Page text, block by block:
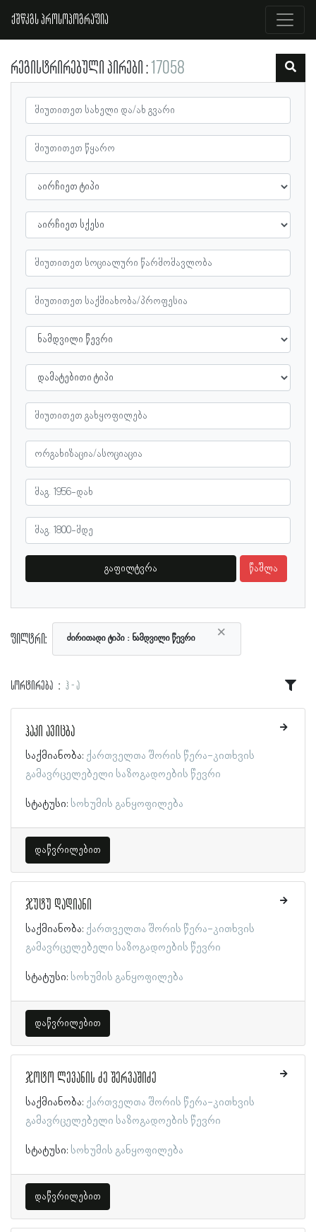
ქშწკგს პროსოპოგრაფია
რეგისტრირებული პირები 17058
გაფილტვრა წაშლა
ფილტრი: ×
ძირითადი ტიპი ნამდვილი წევრი
სორტირება ჰ - ა
ჰაკი ავიცბა
საქმიანობა: ქართველთა შორის წერა-კითხვის
გამავრცელებელი საზოგადოების წევრი
სტატუსი: სოხუმის განყოფილება
დაწვრილებით
ჯუტუ დადიანი
საქმიანობა: ქართველთა შორის წერა-კითხვის
გამავრცელებელი საზოგადოების წევრი
სტატუსი: სოხუმის განყოფილება
დაწვრილებით
ჯოტო ლევანის ძე შერვაშიძე
საქმიანობა: ქართველთა შორის წერა-კითხვის
გამავრცელებელი საზოგადოების წევრი
სტატუსი: სოხუმის განყოფილება
დაწვრილებით